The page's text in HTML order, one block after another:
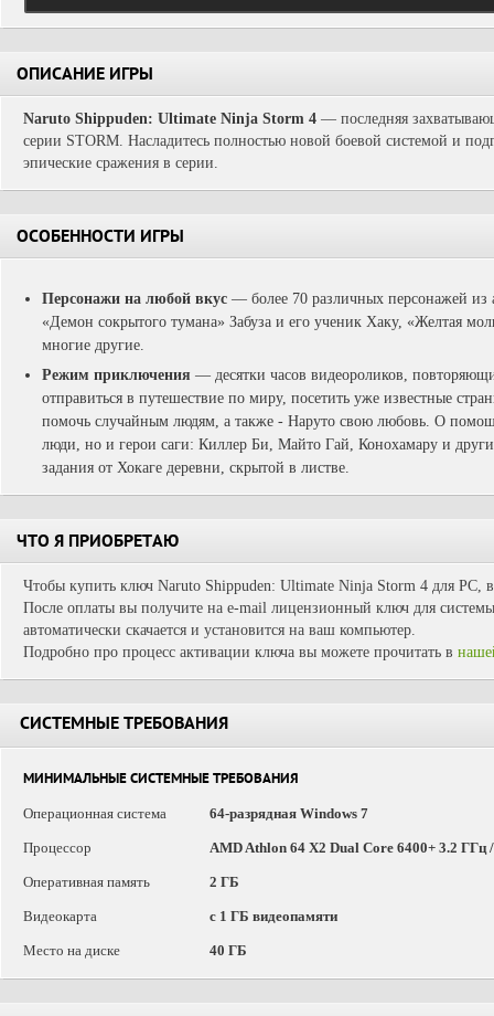
ОПИСАНИЕ ИГРЫ
Naruto Shippuden: Ultimate Ninja Storm 4 — последняя
серии STORM. Насладитесь полностью новой боевой системой и
эпические сражения в серии.
ОСОБЕННОСТИ ИГРЫ
Персонажи на любой вкус — более 70 различных персонажей
«Демон сокрытого тумана» Забуза и его ученик Хаку, «Желтая
многие другие.
Режим приключения — десятки часов видеороликов,
отправиться в путешествие по миру, посетить уже известные
помочь случайным людям, а также - Наруто свою любовь. О
люди, но и герои саги: Киллер Би, Майто Гай, Конохамару и
задания от Хокаге деревни, скрытой в листве.
ЧТО Я ПРИОБРЕТАЮ
Чтобы купить ключ Naruto Shippuden: Ultimate Ninja Storm 4 для PC,
После оплаты вы получите на e-mail лицензионный ключ для
автоматически скачается и установится на ваш компьютер.
Подробно про процесс активации ключа вы можете прочитать в
СИСТЕМНЫЕ ТРЕБОВАНИЯ
МИНИМАЛЬНЫЕ СИСТЕМНЫЕ ТРЕБОВАНИЯ
Операционная система
64-разрядная Windows 7
Процессор AMD Athlon 64 X2 Dual Core 6400+ 3.2 ГГц
Оперативная память 2 ГБ
Видеокарта с 1 ГБ видеопамяти
Место на диске 40 ГБ